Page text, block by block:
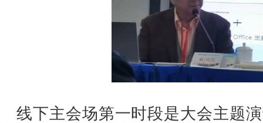
线下主会场第一时段是大会主题